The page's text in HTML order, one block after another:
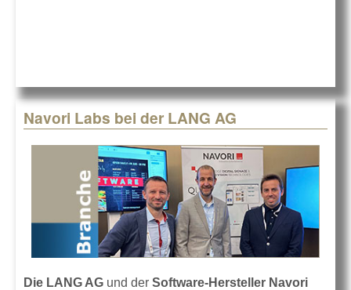
Navori Labs bei der LANG AG
Die LANG AG und der Software-Hersteller Navori